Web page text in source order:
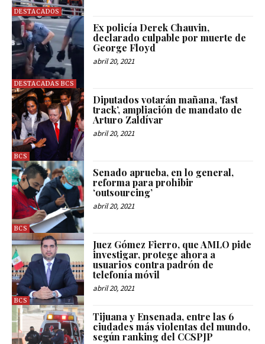
DESTACADOS
DESTACADAS BCS
Ex policía Derek Chauvin,
declarado culpable por muerte de
George Floyd
abril 20, 2021
BCS
Diputados votarán mañana, ‘fast
track’, ampliación de mandato de
Arturo Zaldívar
abril 20, 2021
BCS
Senado aprueba, en lo general,
reforma para prohibir
‘outsourcing’
abril 20, 2021
BCS
Juez Gómez Fierro, que AMLO pide
investigar, protege ahora a
usuarios contra padrón de
telefonía móvil
abril 20, 2021
Tijuana y Ensenada, entre las 6
ciudades más violentas del mundo,
según ranking del CCSPJP